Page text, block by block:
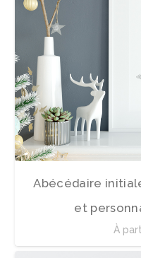
Abécédaire
et
À